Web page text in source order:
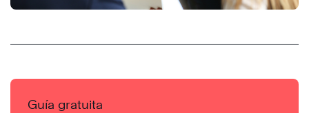
Guía gratuita